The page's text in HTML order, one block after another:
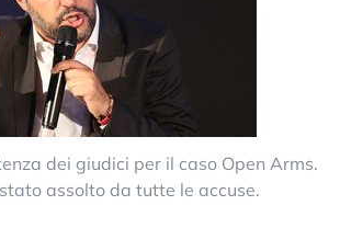
dei giudici per il caso Open Arms.
assolto da tutte le accuse.